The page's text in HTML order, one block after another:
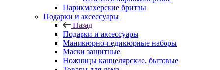
Парикмахерские бритвы
Подарки и аксессуары
Назад
Подарки и аксессуары
Маникюрно-педикюрные наборы
Маски защитные
Ножницы канцелярские, бытовые